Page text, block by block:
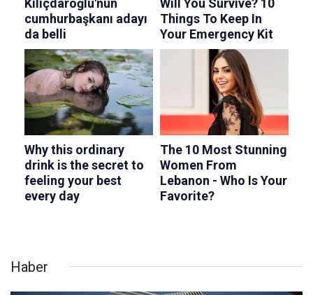
Haber